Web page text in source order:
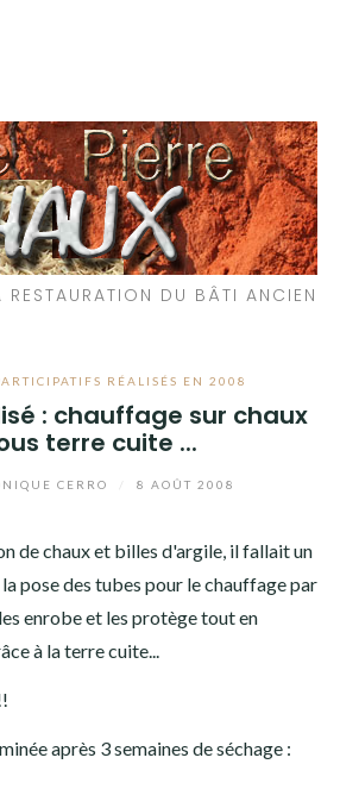
DU BÂTI ANCIEN
RÉALISÉS EN 2008
: chauffage sur chaux
terre cuite ...
CERRO 8 AOÛT 2008
de chaux et billes d'argile, il fallait un
pose des tubes pour le chauffage par
enrobe et les protège tout en
à la terre cuite...
après 3 semaines de séchage :
?